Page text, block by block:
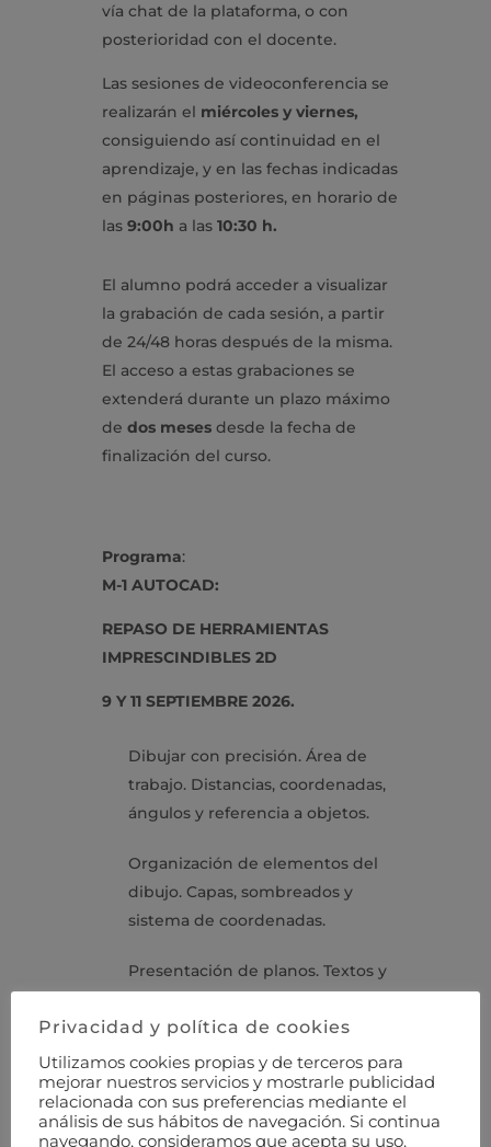
vía chat de la plataforma, o con
posterioridad con el docente.
Las sesiones de videoconferencia se
realizarán el miércoles y viernes,
consiguiendo así continuidad en el
aprendizaje, y en las fechas indicadas
en páginas posteriores, en horario de
las9:00h a las10:30 h.
El alumno podrá acceder a visualizar
la grabación de cada sesión, a partir
de 24/48 horas después de la misma.
El acceso a estas grabaciones se
extenderá durante un plazo máximo
dedos mesesdesde la fecha de
finalización del curso.
Programa:
M-1 AUTOCAD:
REPASO DE HERRAMIENTAS
IMPRESCINDIBLES 2D
9 Y 11 SEPTIEMBRE 2026.
Dibujar con precisión. Área de
trabajo. Distancias, coordenadas,
ángulos y referencia a objetos.
Organización de elementos del
dibujo. Capas, sombreados y
sistema de coordenadas.
Presentación de planos. Textos y
Configuraciones de página, e
impresión en pdf
EJERCICIOS:Diferentes dibujos de
arquitectura, interiorismo y diseño
Privacidad y política de cookies
Utilizamos cookies propias y de terceros para
mejorar nuestros servicios y mostrarle publicidad
relacionada con sus preferencias mediante el
análisis de sus hábitos de navegación. Si continua
navegando, consideramos que acepta su uso.